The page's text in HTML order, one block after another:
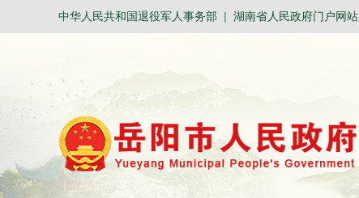
中华人民共和国退役军人事务部 | 湖南省人民政府门户网站